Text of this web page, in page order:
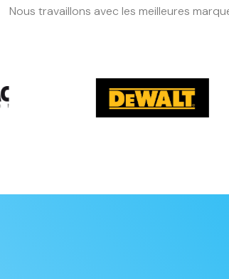
Nous travaillons avec les meilleures